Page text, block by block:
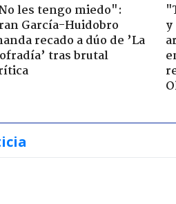
les tengo miedo":
García-Huidobro
recado a dúo de ’La
tras brutal